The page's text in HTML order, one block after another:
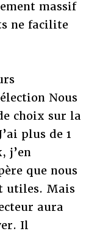
massif
ne facilite
Nous
choix sur la
plus de 1
j’en
que nous
utiles. Mais
aura
Il